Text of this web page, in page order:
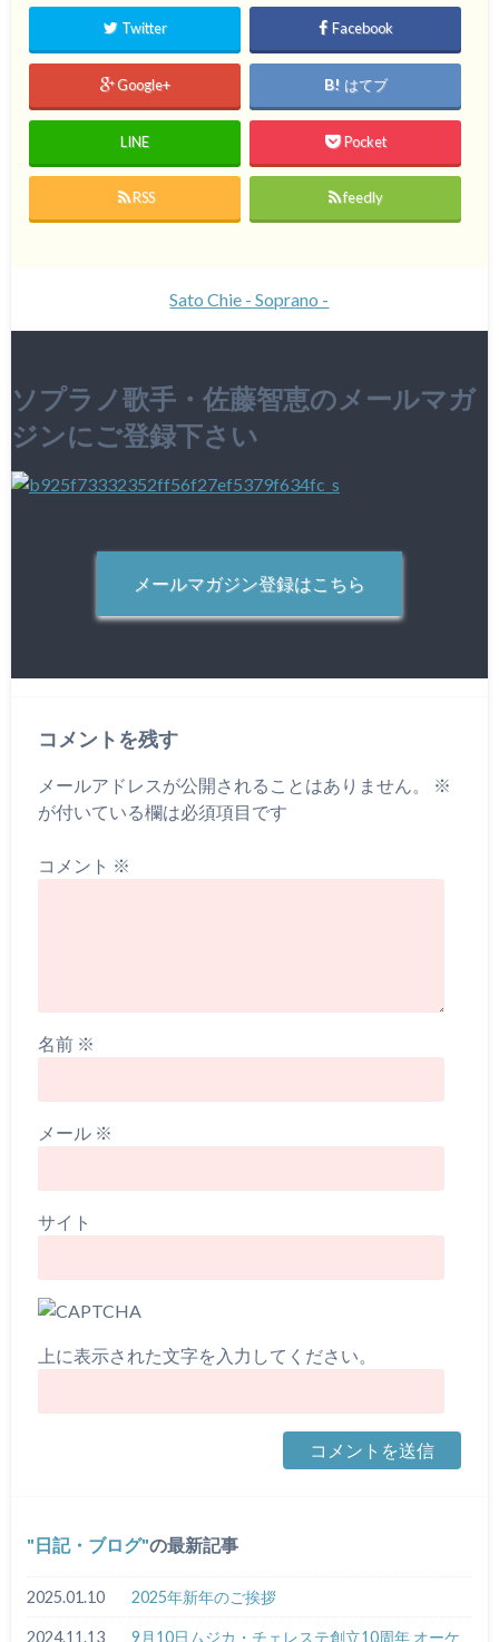
Twitter Facebook
Google+ はてブ
LINE Pocket
RSS feedly
Sato Chie - Soprano -
ソプラノ歌手・佐藤智恵のメールマガ
ジンにご登録下さい
メールマガジン登録はこちら
コメントを残す
メールアドレスが公開されることはありません。
※
が付いている欄は必須項目です
コメント ※
名前 ※
メール ※
サイト
上に表示された文字を入力してください。
日記・ブログ の最新記事
2025.01.10 2025年新年のご挨拶
2024.11.13 9月10日ムジカ・チェレステ創立10周年 オーケ